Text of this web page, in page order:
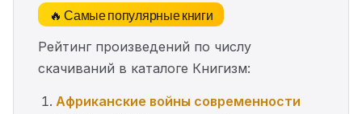
🔥 Самые популярные книги
Рейтинг произведений по числу
скачиваний в каталоге Книгизм:
Африканские войны современности